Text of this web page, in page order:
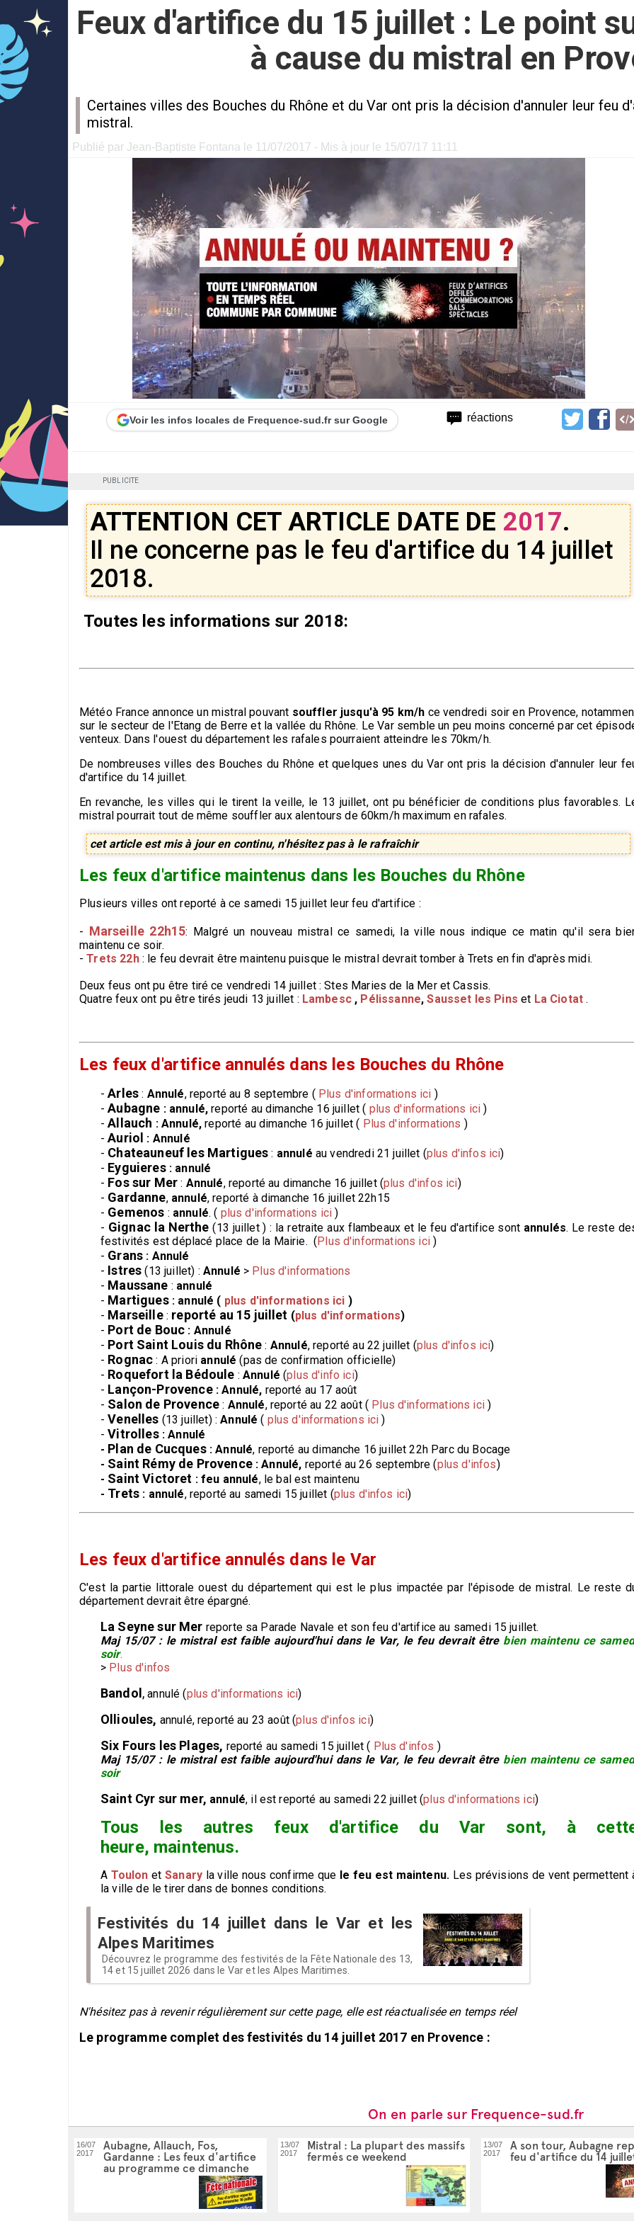
Feux d'artifice du 15 juillet : Le point
à cause du mistral en
Certaines villes des Bouches du Rhône et du Var ont pris la décision d'annuler leur feu
mistral.
Publié par Jean-Baptiste Fontana le 11/07/2017 - Mis à jour le 15/07/17 11:11
2
réactions
Voir les infos locales de Frequence-sud.fr sur Google
PUBLICITE
ATTENTION CET ARTICLE DATE DE 2017.
Il ne concerne pas le feu d'artifice du 14 juillet
2018.
Toutes les informations sur 2018:
Météo France annonce un mistral pouvant souffler jusqu'à 95 km/h ce vendredi soir en Provence,
sur le secteur de l'Etang de Berre et la vallée du Rhône. Le Var semble un peu moins concerné par cet
venteux. Dans l'ouest du département les rafales pourraient atteindre les 70km/h.
De nombreuses villes des Bouches du Rhône et quelques unes du Var ont pris la décision d'annuler leur
d'artifice du 14 juillet.
En revanche, les villes qui le tirent la veille, le 13 juillet, ont pu bénéficier de conditions plus favorables.
mistral pourrait tout de même souffler aux alentours de 60km/h maximum en rafales.
cet article est mis à jour en continu, n'hésitez pas à le rafraîchir
Les feux d'artifice maintenus dans les Bouches du Rhône
Plusieurs villes ont reporté à ce samedi 15 juillet leur feu d'artifice :
- Marseille 22h15: Malgré un nouveau mistral ce samedi, la ville nous indique ce matin qu'il sera
maintenu ce soir.
- Trets 22h: le feu devrait être maintenu puisque le mistral devrait tomber à Trets en fin d'après midi.
Deux feus ont pu être tiré ce vendredi 14 juillet : Stes Maries de la Mer et Cassis.
Quatre feux ont pu être tirés jeudi 13 juillet : Lambesc , Pélissanne,Sausset les Pinset La Ciotat.
Les feux d'artifice annulés dans les Bouches du Rhône
-Arles : Annulé, reporté au 8 septembre ( Plus d'informations ici )
-Aubagne : annulé, reporté au dimanche 16 juillet ( plus d'informations ici)
-Allauch : Annulé, reporté au dimanche 16 juillet ( Plus d'informations )
-Auriol : Annulé
- Chateauneuf les Martigues : annulé au vendredi 21 juillet (plus d'infos ici)
- Eyguieres : annulé
- Fos sur Mer : Annulé, reporté au dimanche 16 juillet (plus d'infos ici)
- Gardanne, annulé, reporté à dimanche 16 juillet 22h15
- Gemenos : annulé. ( plus d'informations ici )
- Gignac la Nerthe (13 juillet ) : la retraite aux flambeaux et le feu d'artifice sont annulés. Le reste
festivités est déplacé place de la Mairie. (Plus d'informations ici)
- Grans : Annulé
- Istres (13 juillet) : Annulé > Plus d'informations
- Maussane : annulé
- Martigues : annulé ( plus d'informations ici )
- Marseille : reporté au 15 juillet (plus d'informations)
- Port de Bouc : Annulé
- Port Saint Louis du Rhône : Annulé, reporté au 22 juillet (plus d'infos ici)
- Rognac : A priori annulé (pas de confirmation officielle)
- Roquefort la Bédoule :Annulé (plus d'info ici)
- Lançon-Provence : Annulé, reporté au 17 août
- Salon de Provence : Annulé, reporté au 22 août ( Plus d'informations ici)
-Venelles (13 juillet) :Annulé( plus d'informations ici )
-Vitrolles : Annulé
- Plan de Cucques: Annulé, reporté au dimanche 16 juillet 22h Parc du Bocage
- Saint Rémy de Provence: Annulé, reporté au 26 septembre (plus d'infos)
- Saint Victoret : feu annulé, le bal est maintenu
- Trets : annulé, reporté au samedi 15 juillet (plus d'infos ici)
Les feux d'artifice annulés dans le Var
C'est la partie littorale ouest du département qui est le plus impactée par l'épisode de mistral. Le reste
département devrait être épargné.
La Seyne sur Mer reporte sa Parade Navale et son feu d'artifice au samedi 15 juillet.
Maj 15/07 : le mistral est faible aujourd'hui dans le Var, le feu devrait être bien maintenu ce
soir.
> Plus d'infos
Bandol , annulé (plus d'informations ici)
Ollioules, annulé, reporté au 23 août (plus d'infos ici)
Six Fours les Plages, reporté au samedi 15 juillet ( Plus d'infos )
Maj 15/07 : le mistral est faible aujourd'hui dans le Var, le feu devrait être bien maintenu ce
soir
Saint Cyr sur mer, annulé, il est reporté au samedi 22 juillet (plus d'informations ici)
Tous les autres feux d'artifice du Var sont, à
heure, maintenus.
A Toulon et Sanary la ville nous confirme que le feu est maintenu. Les prévisions de vent permettent
la ville de le tirer dans de bonnes conditions.
Festivités du 14 juillet dans le Var et les
Alpes Maritimes
Découvrez le programme des festivités de la Fête Nationale des 13,
14 et 15 juillet 2026 dans le Var et les Alpes Maritimes.
N'hésitez pas à revenir régulièrement sur cette page, elle est réactualisée en temps réel
Le programme complet des festivités du 14 juillet 2017 en Provence :
On en parle sur Frequence-sud.fr
16/07
2017
Aubagne, Allauch, Fos,
Gardanne : Les feux d'artifice
au programme ce dimanche
13/07
2017
Mistral : La plupart des massifs
fermés ce weekend
13/07
2017
A son tour, Aubagne
feu d'artifice du 14